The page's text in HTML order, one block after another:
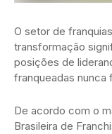
O setor de
transformação
posições de
franqueadas nunca
De acordo com o
Brasileira de